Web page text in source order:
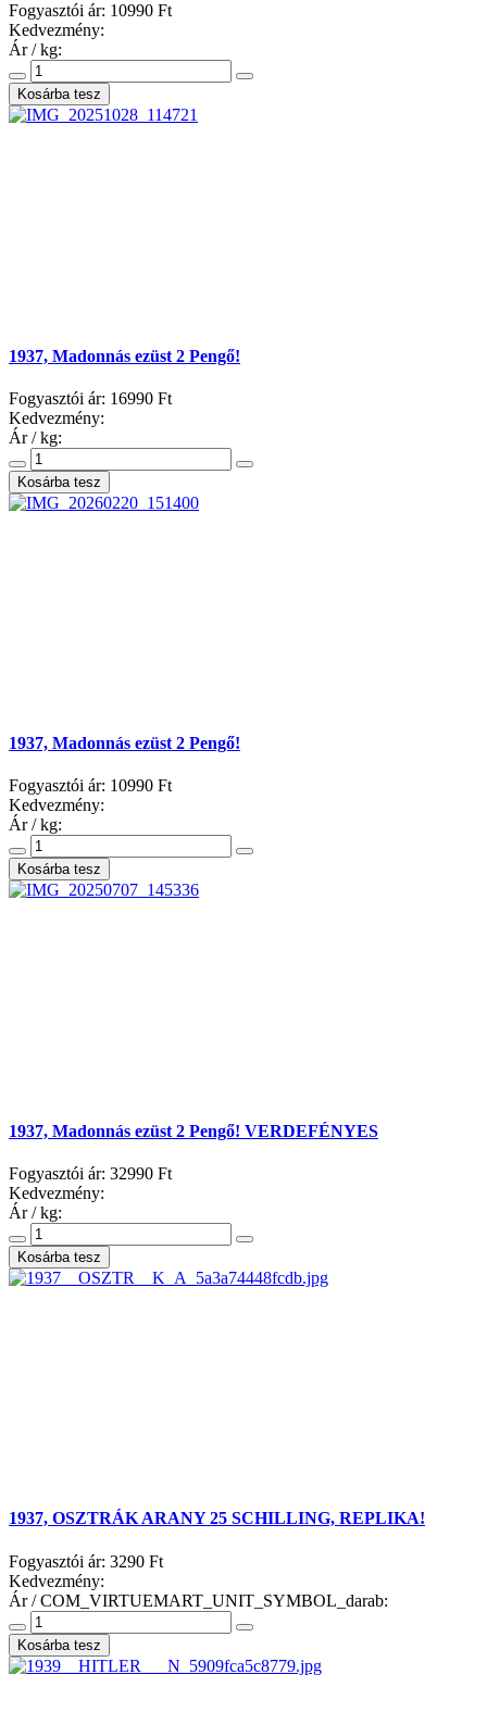
Fogyasztói ár: 10990 Ft
Kedvezmény:
Ár / kg:
1937, Madonnás ezüst 2 Pengő!
Fogyasztói ár: 16990 Ft
Kedvezmény:
Ár / kg:
1937, Madonnás ezüst 2 Pengő!
Fogyasztói ár: 10990 Ft
Kedvezmény:
Ár / kg:
1937, Madonnás ezüst 2 Pengő! VERDEFÉNYES
Fogyasztói ár: 32990 Ft
Kedvezmény:
Ár / kg:
1937, OSZTRÁK ARANY 25 SCHILLING, REPLIKA!
Fogyasztói ár: 3290 Ft
Kedvezmény:
Ár / COM_VIRTUEMART_UNIT_SYMBOL_darab: